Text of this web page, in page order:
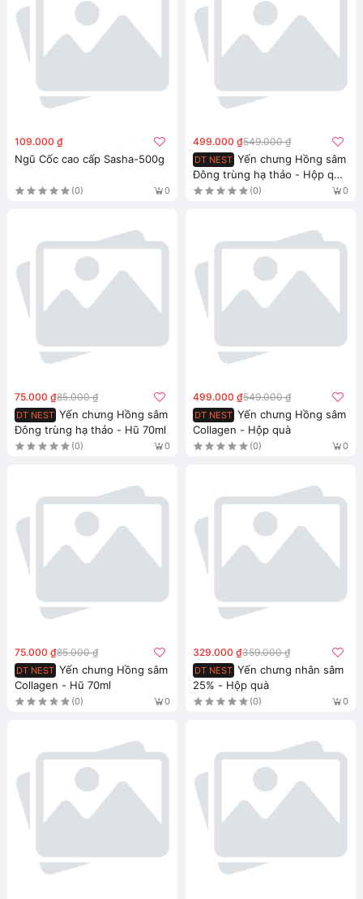
109.000 ₫
Ngũ Cốc cao cấp Sasha-500g
(0) 0
499.000 ₫549.000 ₫
DT NEST Yến chưng Hồng sâm
Đông trùng hạ thảo - Hộp quà
6 hũ
(0) 0
75.000 ₫85.000 ₫
DT NEST Yến chưng Hồng sâm
Đông trùng hạ thảo - Hũ 70ml
(0) 0
499.000 ₫549.000 ₫
DT NEST Yến chưng Hồng sâm
Collagen - Hộp quà
(0) 0
75.000 ₫85.000 ₫
DT NEST Yến chưng Hồng sâm
Collagen - Hũ 70ml
(0) 0
329.000 ₫359.000 ₫
DT NEST Yến chưng nhân sâm
25% - Hộp quà
(0) 0